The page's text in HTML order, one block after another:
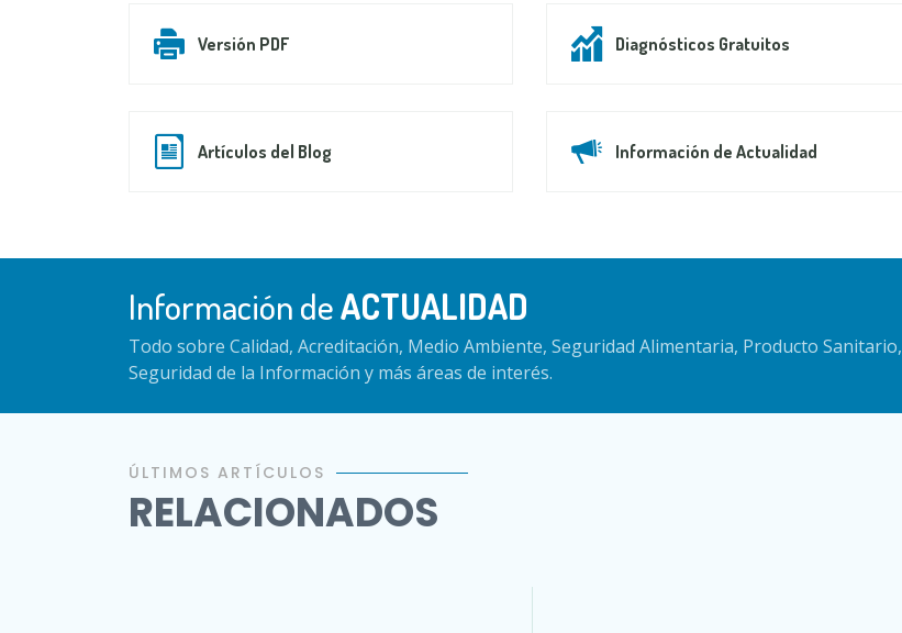
Versión PDF Diagnósticos Gratuitos
Artículos del Blog Información de Actualidad
Información deACTUALIDAD
Todo sobre Calidad, Acreditación, Medio Ambiente, Seguridad Alimentaria, Producto Sanitario,
Seguridad de la Información y más áreas de interés.
ÚLTIMOS ARTÍCULOS
RELACIONADOS